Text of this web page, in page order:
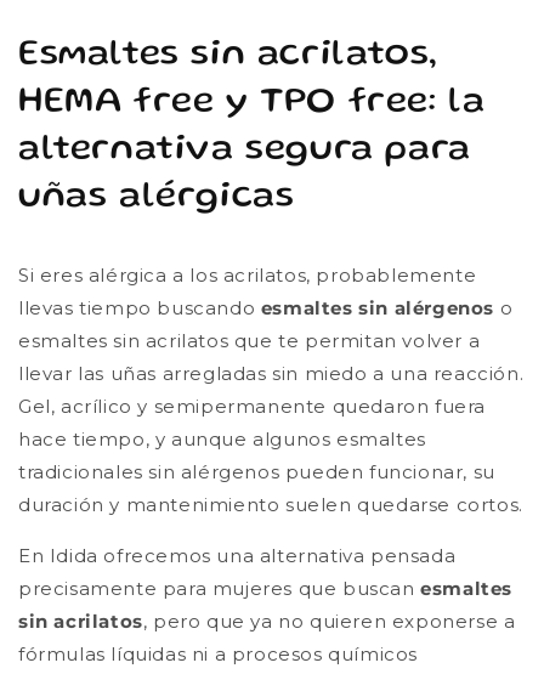
Esmaltes sin acrilatos,
HEMA free y TPO free: la
alternativa segura para
uñas alérgicas
Si eres alérgica a los acrilatos, probablemente
llevas tiempo buscando esmaltes sin alérgenos o
esmaltes sin acrilatos que te permitan volver a
llevar las uñas arregladas sin miedo a una reacción.
Gel, acrílico y semipermanente quedaron fuera
hace tiempo, y aunque algunos esmaltes
tradicionales sin alérgenos pueden funcionar, su
duración y mantenimiento suelen quedarse cortos.
En Idida ofrecemos una alternativa pensada
precisamente para mujeres que buscanesmaltes
sin acrilatos, pero que ya no quieren exponerse a
fórmulas líquidas ni a procesos químicos